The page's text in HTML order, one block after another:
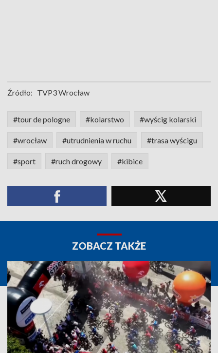
Źródło: TVP3 Wrocław
#tour de pologne #kolarstwo #wyścig kolarski
#wrocław #utrudnienia w ruchu #trasa wyścigu
#sport #ruch drogowy #kibice
ZOBACZ TAKŻE